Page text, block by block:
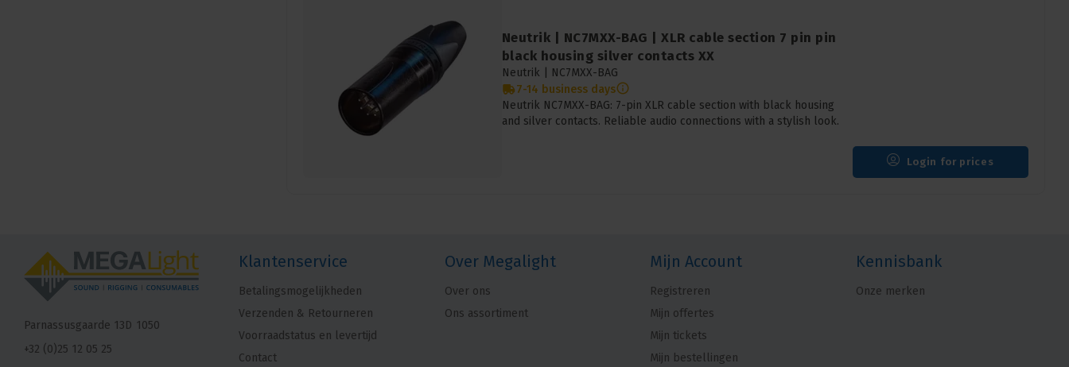
Neutrik | NC7MXX-BAG | XLR cable section 7 pin pin
black housing silver contacts XX
Neutrik |
NC7MXX-BAG
7-14 business days
Neutrik NC7MXX-BAG: 7-pin XLR cable section with black housing
and silver contacts. Reliable audio connections with a stylish look.
Login for prices
Parnassusgaarde 13D 1050
+32 (0)25 12 05 25
Klantenservice
Betalingsmogelijkheden
Verzenden & Retourneren
Voorraadstatus en levertijd
Contact
Over Megalight
Over ons
Ons assortiment
Mijn Account
Registreren
Mijn offertes
Mijn tickets
Mijn bestellingen
Kennisbank
Onze merken